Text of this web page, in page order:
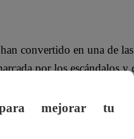
convertido en una de
por los escándalos
mejorar tu